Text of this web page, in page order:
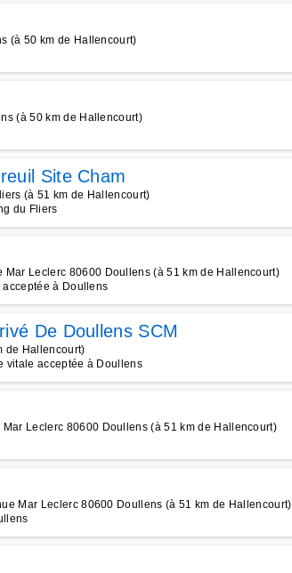
(à 50 km de Hallencourt)
(à 50 km de Hallencourt)
Site Cham
(à 51 km de Hallencourt)
du Fliers
Leclerc 80600 Doullens (à 51 km de Hallencourt)
à Doullens
De Doullens SCM
de Hallencourt)
vitale acceptée à Doullens
Leclerc 80600 Doullens (à 51 km de Hallencourt)
Mar Leclerc 80600 Doullens (à 51 km de Hallencourt)